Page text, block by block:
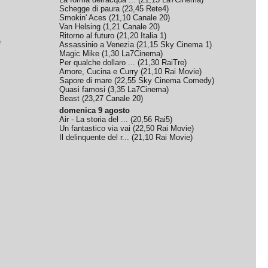
Schegge di paura(23,45 Rete4)
Smokin' Aces (21,10 Canale 20)
Van Helsing (1,21 Canale 20)
Ritorno al futuro (21,20 Italia 1)
Assassinio a Venezia(21,15 Sky Cinema 1)
Magic Mike (1,30 La7Cinema)
Per qualche dollaro ... (21,30 RaiTre)
Amore, Cucina e Curry (21,10 Rai Movie)
Sapore di mare (22,55 Sky Cinema Comedy)
Quasi famosi (3,35 La7Cinema)
Beast (23,27 Canale 20)
domenica 9 agosto
Air - La storia del ... (20,56 Rai5)
Un fantastico via vai (22,50 Rai Movie)
Il delinquente del r... (21,10 Rai Movie)